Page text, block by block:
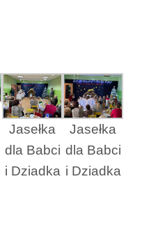
Jasełka
dla Babci
i Dziadka
Jasełka
dla Babci
i Dziadka